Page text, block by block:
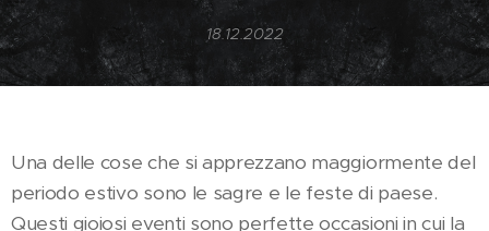
18.12.2022
Una delle cose che si apprezzano maggiormente del
periodo estivo sono le sagre e le feste di paese.
Questi gioiosi eventi sono perfette occasioni in cui la